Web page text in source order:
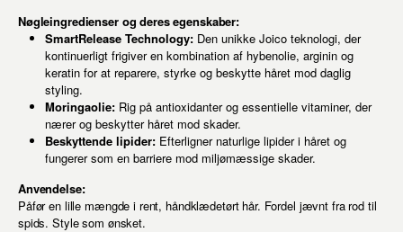
Nøgleingredienser og deres egenskaber:
SmartRelease Technology:Den unikke Joico teknologi, der
kontinuerligt frigiver en kombination af hybenolie, arginin og
keratin for at reparere, styrke og beskytte håret mod daglig
styling.
Moringaolie:Rig på antioxidanter og essentielle vitaminer, der
nærer og beskytter håret mod skader.
Beskyttende lipider:Efterligner naturlige lipider i håret og
fungerer som en barriere mod miljømæssige skader.
Anvendelse:
Påfør en lille mængde i rent, håndklædetørt hår. Fordel jævnt fra rod til
spids. Style som ønsket.